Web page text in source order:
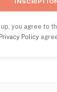
up, you agree to
Privacy Policy